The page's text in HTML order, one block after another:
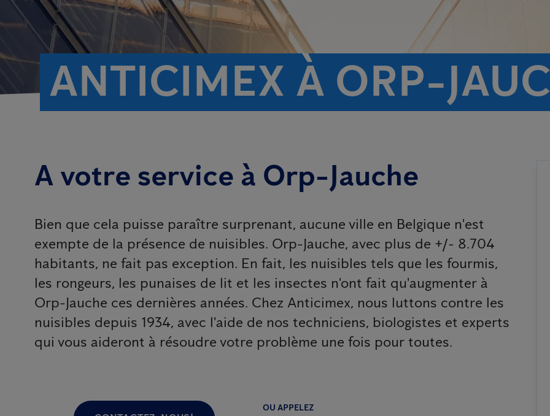
ANTICIMEX À ORP-
A votre service à Orp-Jauche
Bien que cela puisse paraître surprenant, aucune ville en Belgique n'est
exempte de la présence de nuisibles. Orp-Jauche, avec plus de +/- 8.704
habitants, ne fait pas exception. En fait, les nuisibles tels que les fourmis,
les rongeurs, les punaises de lit et les insectes n'ont fait qu'augmenter à
Orp-Jauche ces dernières années. Chez Anticimex, nous luttons contre les
nuisibles depuis 1934, avec l'aide de nos techniciens, biologistes et experts
qui vous aideront à résoudre votre problème une fois pour toutes.
OU APPELEZ